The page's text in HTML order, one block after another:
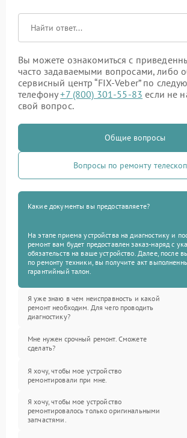
Вы можете ознакомиться с
часто задаваемыми вопросами, либо
сервисный центр “FIX-Veber” по
телефону+7 (800) 301-55-83 если не
свой вопрос.
Общие вопросы
Вопросы по ремонту
Какие документы вы предоставляете?
На этапе приема устройства на диагностику и
ремонт вам будет предоставлен заказ-наряд с
обязательств на ваше устройство. Далее, после
по ремонту техники, вы получите акт
гарантийный талон.
Я уже знаю в чем неисправность и какой
ремонт необходим. Для чего проводить
диагностику?
Мне нужен срочный ремонт. Сможете
сделать?
Я хочу, чтобы мое устройство
ремонтировали при мне.
Я хочу, чтобы мое устройство
ремонтировалось только оригинальными
запчастями.